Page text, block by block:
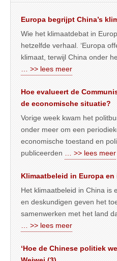
Europa begrijpt China’s
Wie het klimaatdebat in
hetzelfde verhaal. ‘Europa
klimaat, terwijl China onder
… >> lees meer
Hoe evalueert de
de economische situatie?
Vorige week kwam het
onder meer om een
economische toestand en
publiceerden
… >> lees meer
Klimaatbeleid in Europa en
Het klimaatbeleid in China is
en deskundigen geven het
samenwerken met het land
… >> lees meer
‘Hoe de Chinese politiek